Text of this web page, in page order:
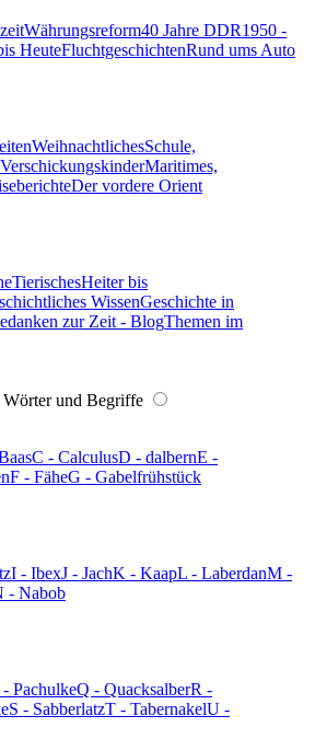
Währungsreform40 Jahre DDR1950 -
HeuteFluchtgeschichtenRund ums Auto
WeihnachtlichesSchule,
VerschickungskinderMaritimes,
Der vordere Orient
TierischesHeiter bis
WissenGeschichte in
zur Zeit - BlogThemen im
und Begriffe
C - CalculusD - dalbernE -
F - FäheG - Gabelfrühstück
I - IbexJ - JachK - KaapL - LaberdanM -
- Nabob
- PachulkeQ - QuacksalberR -
S - SabberlatzT - TabernakelU -